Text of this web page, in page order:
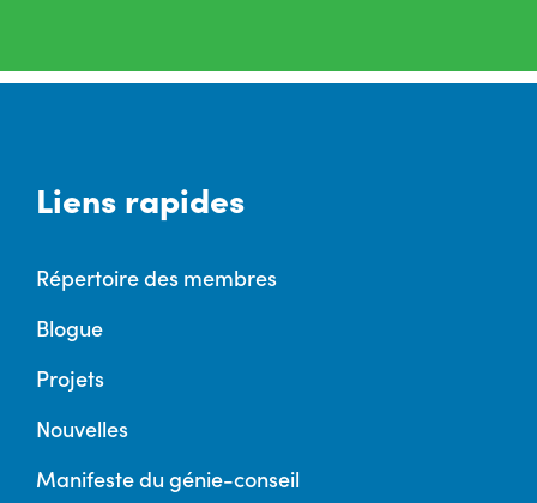
Liens rapides
Répertoire des membres
Blogue
Projets
Nouvelles
Manifeste du génie-conseil